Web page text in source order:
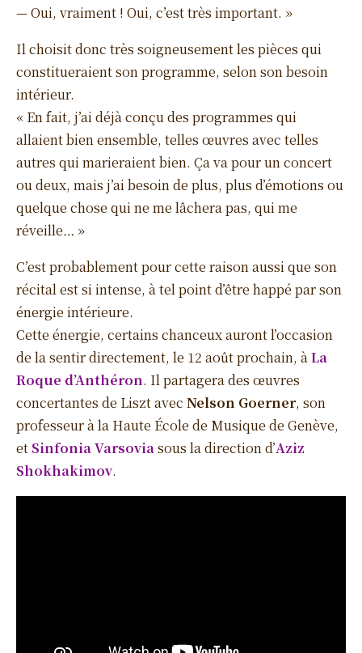
— Oui, vraiment ! Oui, c’est très important. »
Il choisit donc très soigneusement les pièces qui
constitueraient son programme, selon son besoin
intérieur.
« En fait, j’ai déjà conçu des programmes qui
allaient bien ensemble, telles œuvres avec telles
autres qui marieraient bien. Ça va pour un concert
ou deux, mais j’ai besoin de plus, plus d’émotions ou
quelque chose qui ne me lâchera pas, qui me
réveille… »
C’est probablement pour cette raison aussi que son
récital est si intense, à tel point d’être happé par son
énergie intérieure.
Cette énergie, certains chanceux auront l’occasion
de la sentir directement, le 12 août prochain, à La
Roque d’Anthéron. Il partagera des œuvres
concertantes de Liszt avec Nelson Goerner, son
professeur à la Haute École de Musique de Genève,
et Sinfonia Varsoviasous la direction d’Aziz
Shokhakimov.